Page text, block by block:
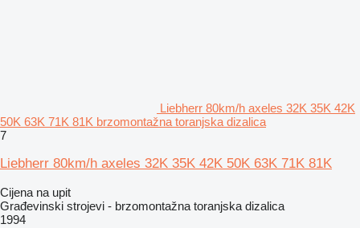
Liebherr 80km/h axeles 32K 35K 42K
50K 63K 71K 81K brzomontažna toranjska dizalica
7
Liebherr 80km/h axeles 32K 35K 42K 50K 63K 71K 81K
Cijena na upit
Građevinski strojevi - brzomontažna toranjska dizalica
1994